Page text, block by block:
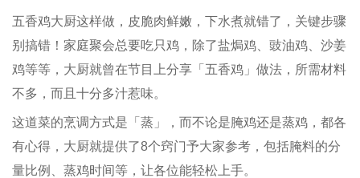
五香鸡大厨这样做，皮脆肉鲜嫩，下水煮就错了，关键步骤
别搞错！家庭聚会总要吃只鸡，除了盐焗鸡、豉油鸡、沙姜
鸡等等，大厨就曾在节目上分享「五香鸡」做法，所需材料
不多，而且十分多汁惹味。
这道菜的烹调方式是「蒸」，而不论是腌鸡还是蒸鸡，都各
有心得，大厨就提供了8个窍门予大家参考，包括腌料的分
量比例、蒸鸡时间等，让各位能轻松上手。